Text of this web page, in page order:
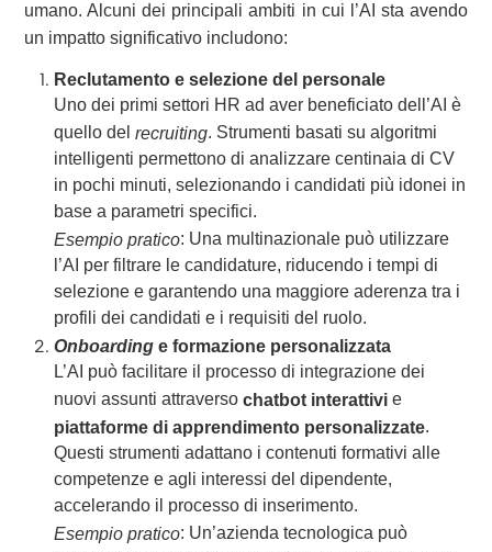
umano. Alcuni dei principali ambiti in cui l’AI sta avendo
un impatto significativo includono:
Reclutamento e selezione del personale
Uno dei primi settori HR ad aver beneficiato dell’AI è
quello delrecruiting. Strumenti basati su algoritmi
intelligenti permettono di analizzare centinaia di CV
in pochi minuti, selezionando i candidati più idonei in
base a parametri specifici.
Esempio pratico: Una multinazionale può utilizzare
l’AI per filtrare le candidature, riducendo i tempi di
selezione e garantendo una maggiore aderenza tra i
profili dei candidati e i requisiti del ruolo.
Onboarding e formazione personalizzata
L’AI può facilitare il processo di integrazione dei
nuovi assunti attraversochatbot interattivi e
piattaforme di apprendimento personalizzate.
Questi strumenti adattano i contenuti formativi alle
competenze e agli interessi del dipendente,
accelerando il processo di inserimento.
Esempio pratico: Un’azienda tecnologica può